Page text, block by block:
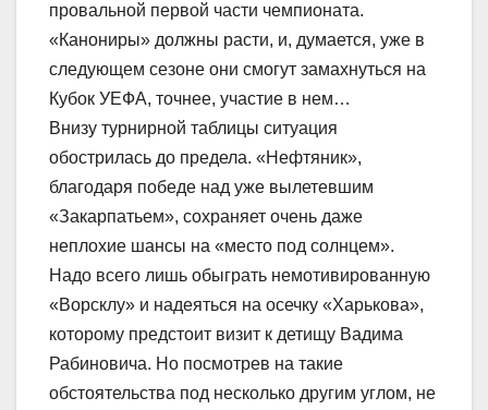
провальной первой части чемпионата.
«Канониры» должны расти, и, думается, уже в
следующем сезоне они смогут замахнуться на
Кубок УЕФА, точнее, участие в нем…
Внизу турнирной таблицы ситуация
обострилась до предела. «Нефтяник»,
благодаря победе над уже вылетевшим
«Закарпатьем», сохраняет очень даже
неплохие шансы на «место под солнцем».
Надо всего лишь обыграть немотивированную
«Ворсклу» и надеяться на осечку «Харькова»,
которому предстоит визит к детищу Вадима
Рабиновича. Но посмотрев на такие
обстоятельства под несколько другим углом, не